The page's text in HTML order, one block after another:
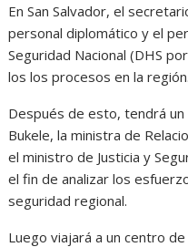
En San Salvador, el
personal diplomático y el
Seguridad Nacional (DHS
los los procesos en la región.
Después de esto, tendrá
Bukele, la ministra de
el ministro de Justicia y
el fin de analizar los
seguridad regional.
Luego viajará a un centro